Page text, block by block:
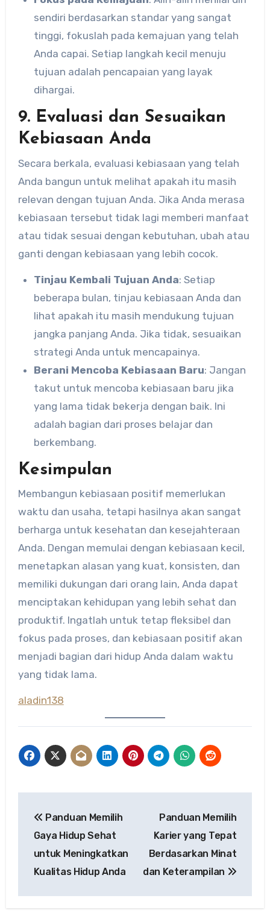
sendiri berdasarkan standar yang sangat
tinggi, fokuslah pada kemajuan yang telah
Anda capai. Setiap langkah kecil menuju
tujuan adalah pencapaian yang layak
dihargai.
9. Evaluasi dan Sesuaikan
Kebiasaan Anda
Secara berkala, evaluasi kebiasaan yang telah
Anda bangun untuk melihat apakah itu masih
relevan dengan tujuan Anda. Jika Anda merasa
kebiasaan tersebut tidak lagi memberi manfaat
atau tidak sesuai dengan kebutuhan, ubah atau
ganti dengan kebiasaan yang lebih cocok.
Tinjau Kembali Tujuan Anda: Setiap
beberapa bulan, tinjau kebiasaan Anda dan
lihat apakah itu masih mendukung tujuan
jangka panjang Anda. Jika tidak, sesuaikan
strategi Anda untuk mencapainya.
Berani Mencoba Kebiasaan Baru: Jangan
takut untuk mencoba kebiasaan baru jika
yang lama tidak bekerja dengan baik. Ini
adalah bagian dari proses belajar dan
berkembang.
Kesimpulan
Membangun kebiasaan positif memerlukan
waktu dan usaha, tetapi hasilnya akan sangat
berharga untuk kesehatan dan kesejahteraan
Anda. Dengan memulai dengan kebiasaan kecil,
menetapkan alasan yang kuat, konsisten, dan
memiliki dukungan dari orang lain, Anda dapat
menciptakan kehidupan yang lebih sehat dan
produktif. Ingatlah untuk tetap fleksibel dan
fokus pada proses, dan kebiasaan positif akan
menjadi bagian dari hidup Anda dalam waktu
yang tidak lama.
aladin138
navigation
Panduan Memilih
Gaya Hidup Sehat
untuk Meningkatkan
Kualitas Hidup Anda
Panduan Memilih
Karier yang Tepat
Berdasarkan Minat
dan Keterampilan